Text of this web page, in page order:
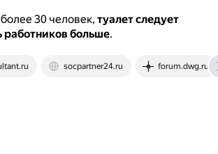
30 человек, туалет следует
работников больше.
socpartner24.ru forum.dwg.ru